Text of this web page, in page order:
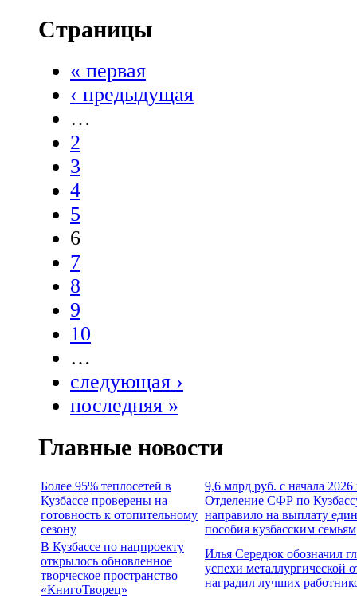
Страницы
« первая
‹ предыдущая
…
2
3
4
5
6
7
8
9
10
…
следующая ›
последняя »
Главные новости
Более 95% теплосетей в
Кузбассе проверены на
готовность к отопительному
сезону
9,6 млрд руб. с начала 2026
Отделение СФР по
направило на выплату
пособия кузбасским семьям
В Кузбассе по нацпроекту
открылось обновленное
творческое пространство
«КнигоТворец»
Илья Середюк обозначил
успехи металлургической
наградил лучших